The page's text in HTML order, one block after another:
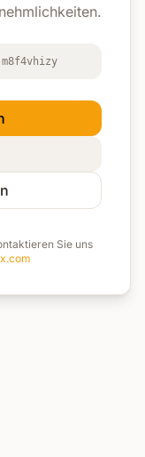
m8f4vhizy
Sie uns